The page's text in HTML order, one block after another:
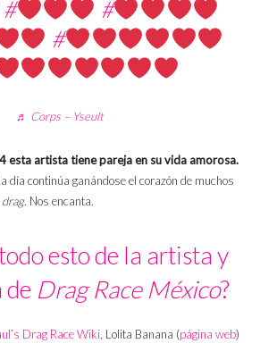
#
#
#
♬ Corps – Yseult
esta artista tiene pareja en su vida amorosa.
día continúa ganándose el corazón de muchos
drag. Nos encanta.
esto de la artista y
de Drag Race México?
Drag Race Wiki , Lolita Banana (página web)